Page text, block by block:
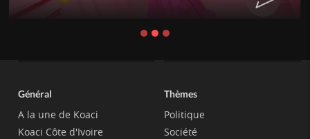
Général
A la une de Koaci
Koaci Côte d'Ivoire
Thèmes
Politique
Société